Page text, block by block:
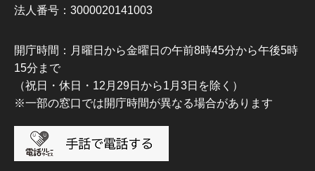
法人番号：3000020141003
開庁時間：月曜日から金曜日の午前8時45分から午後5時
15分まで
（祝日・休日・12月29日から1月3日を除く）
※一部の窓口では開庁時間が異なる場合があります